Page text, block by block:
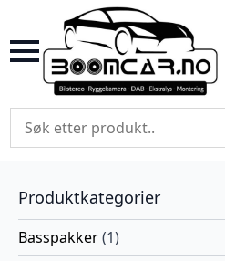
Produktkategorier
Basspakker(1)